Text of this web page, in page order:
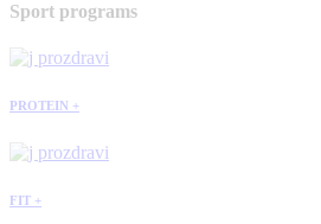
Sport programs
PROTEIN +
FIT +